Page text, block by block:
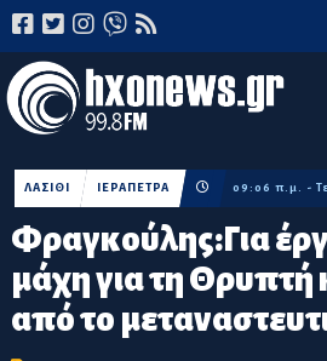
Φραγκούλης:Για
μάχη για τη Θρυπτή
από το
ΛΑΣΙΘΙ ΙΕΡΑΠΕΤΡΑ 09:06 π.μ. -